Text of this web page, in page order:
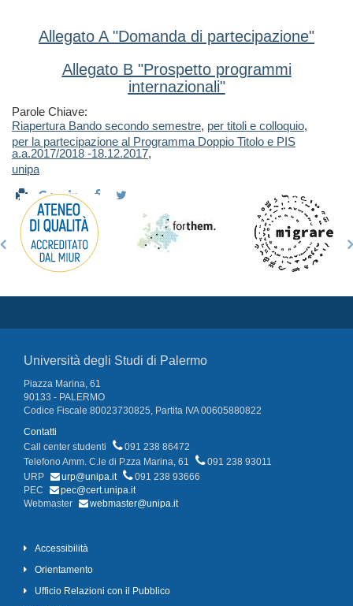
Allegato A "Domanda di partecipazione"
Allegato B "Prospetto programmi
internazionali"
Parole Chiave:
Riapertura Bando secondo semestre, per titoli e colloquio,
per la partecipazione al Programma Doppio Titolo e PIS
a.a.2017/2018 -18.12.2017,
unipa
Università degli Studi di Palermo
Piazza Marina, 61
90133 - PALERMO
Codice Fiscale 80023730825, Partita IVA 00605880822
Contatti
Call center studenti
091 238 86472
Telefono Amm. C.le di P.zza Marina, 61
091 238 93011
URP
urp@unipa.it
091 238 93666
PEC
pec@cert.unipa.it
Webmaster
webmaster@unipa.it
Accessibilità
Orientamento
Ufficio Relazioni con il Pubblico